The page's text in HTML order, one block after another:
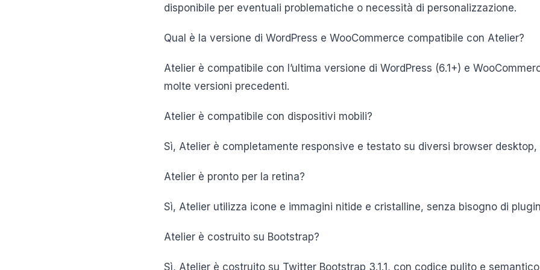
disponibile per eventuali problematiche o necessità di personalizzazione.
Qual è la versione di WordPress e WooCommerce compatibile con Atelier?
Atelier è compatibile con l’ultima versione di WordPress (6.1+) e
molte versioni precedenti.
Atelier è compatibile con dispositivi mobili?
Sì, Atelier è completamente responsive e testato su diversi browser desktop,
Atelier è pronto per la retina?
Sì, Atelier utilizza icone e immagini nitide e cristalline, senza bisogno di
Atelier è costruito su Bootstrap?
Sì, Atelier è costruito su Twitter Bootstrap 3.1.1, con codice pulito e